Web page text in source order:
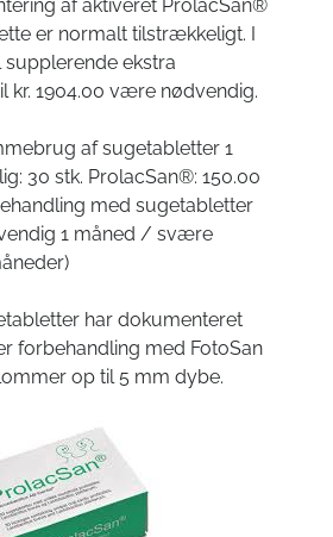
af aktiveret ProlacSan®
er normalt tilstrækkeligt. I
ekstra
kr. 1904.00 være nødvendig.
af sugetabletter 1
30 stk. ProlacSan®: 150.00
med sugetabletter
1 måned / svære
har dokumenteret
forbehandling med FotoSan
op til 5 mm dybe.